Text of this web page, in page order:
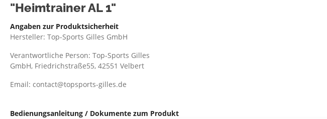
"Heimtrainer AL 1"
Angaben zur Produktsicherheit
Hersteller: Top-Sports Gilles GmbH
Verantwortliche Person: Top-Sports Gilles
GmbH, Friedrichstraße55, 42551 Velbert
Email: contact@topsports-gilles.de
Bedienungsanleitung / Dokumente zum Produkt